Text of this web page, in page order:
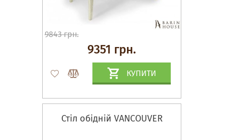
9843 грн.
9351 грн.
КУПИТИ
Стіл обідній VANCOUVER